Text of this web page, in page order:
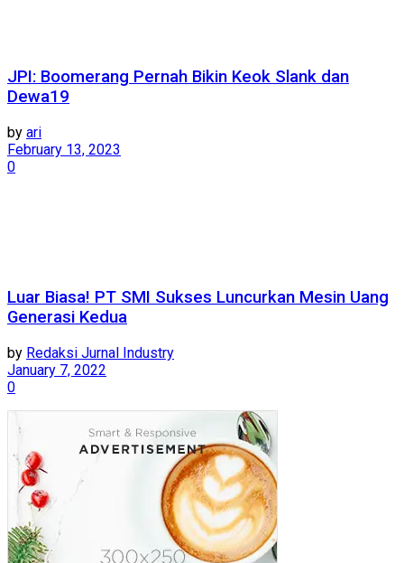
JPI: Boomerang Pernah Bikin Keok Slank dan
Dewa19
by ari
February 13, 2023
0
Luar Biasa! PT SMI Sukses Luncurkan Mesin Uang
Generasi Kedua
by Redaksi Jurnal Industry
January 7, 2022
0